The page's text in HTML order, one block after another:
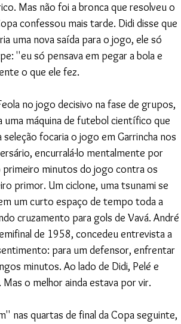
Mas não foi a bronca que resolveu o
confessou mais tarde. Didi disse que
uma nova saída para o jogo, ele só
''eu só pensava em pegar a bola e
o que ele fez.
no jogo decisivo na fase de grupos,
uma máquina de futebol científico que
focaria o jogo em Garrincha nos
encurralá-lo mentalmente por
primeiro minutos do jogo contra os
primor. Um ciclone, uma tsunami se
um curto espaço de tempo toda a
cruzamento para gols de Vavá. André
de 1958, concedeu entrevista a
para um defensor, enfrentar
minutos. Ao lado de Didi, Pelé e
o melhor ainda estava por vir.
nas quartas de final da Copa seguinte,